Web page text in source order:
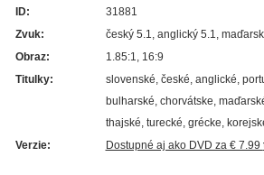
ID:
31881
Zvuk:
český 5.1, anglický 5.1,
Obraz:
1.85:1, 16:9
Titulky:
slovenské, české, anglické,
bulharské, chorvátske,
thajské, turecké, grécke,
Verzie:
Dostupné aj ako DVD za € 7.99